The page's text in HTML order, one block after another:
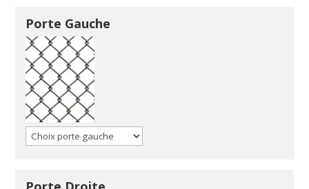
Porte Gauche